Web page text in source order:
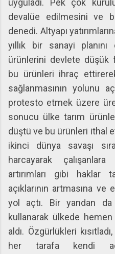
uyguladı. Pek çok
devalüe edilmesini ve
denedi. Altyapı
yıllık bir sanayi
ürünlerini devlete düşük
bu ürünleri ihraç
sağlanmasının yolunu
protesto etmek üzere
sonucu ülke tarım
düştü ve bu ürünleri ithal
ikinci dünya savaşı
harcayarak
artırımları gibi haklar
açıklarının artmasına
yol açtı. Bir yandan
kullanarak ülkede
aldı. Özgürlükleri
her tarafa kendi